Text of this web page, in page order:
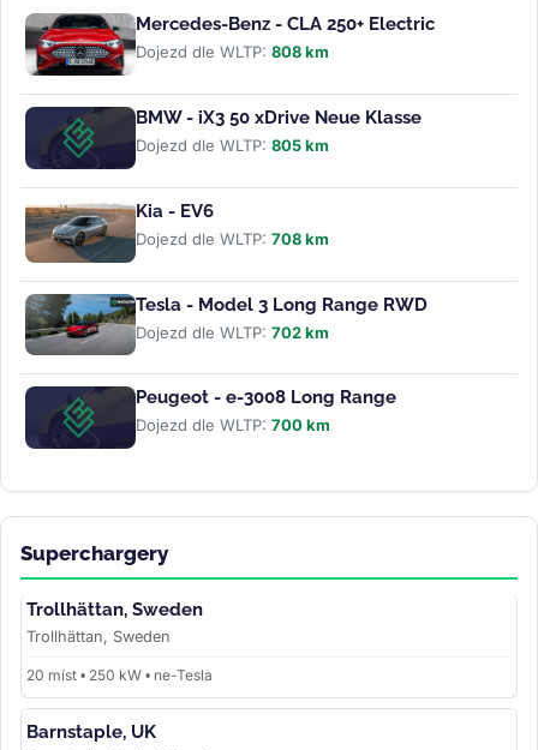
Mercedes-Benz - CLA 250+ Electric
Dojezd dle WLTP: 808 km
BMW - iX3 50 xDrive Neue Klasse
Dojezd dle WLTP: 805 km
Kia - EV6
Dojezd dle WLTP: 708 km
Tesla - Model 3 Long Range RWD
Dojezd dle WLTP: 702 km
Peugeot - e-3008 Long Range
Dojezd dle WLTP: 700 km
Superchargery
Trollhättan, Sweden
Trollhättan, Sweden
20 míst • 250 kW • ne-Tesla
Barnstaple, UK